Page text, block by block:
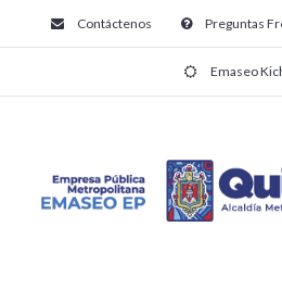
Contáctenos Preguntas
Emaseo